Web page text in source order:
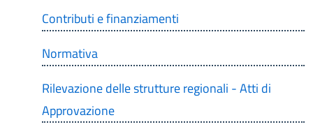
Contributi e finanziamenti
Normativa
Rilevazione delle strutture regionali - Atti di
Approvazione